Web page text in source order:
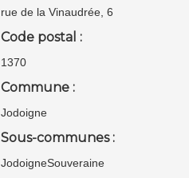
rue de la Vinaudrée, 6
Code postal :
1370
Commune :
Jodoigne
Sous-communes :
JodoigneSouveraine